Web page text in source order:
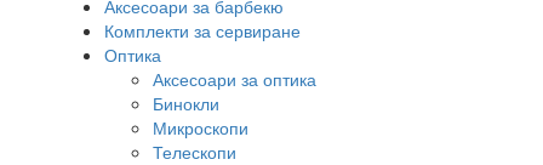
Аксесоари за барбекю
Комплекти за сервиране
Оптика
Аксесоари за оптика
Бинокли
Микроскопи
Телескопи